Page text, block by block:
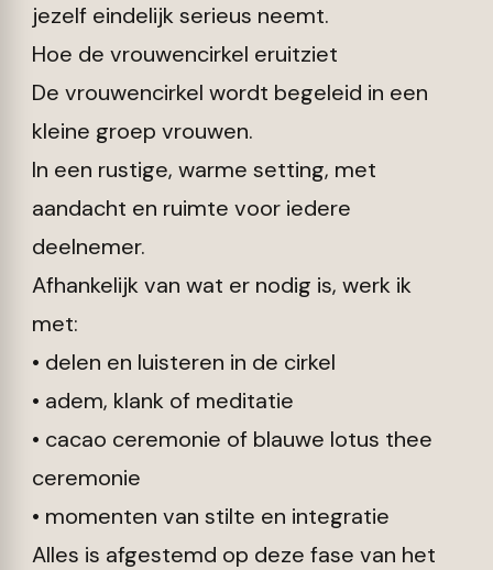
jezelf eindelijk serieus neemt.
Hoe de vrouwencirkel eruitziet
De vrouwencirkel wordt begeleid in een
kleine groep vrouwen.
In een rustige, warme setting, met
aandacht en ruimte voor iedere
deelnemer.
Afhankelijk van wat er nodig is, werk ik
met:
• delen en luisteren in de cirkel
• adem, klank of meditatie
• cacao ceremonie of blauwe lotus thee
ceremonie
• momenten van stilte en integratie
Alles is afgestemd op deze fase van het